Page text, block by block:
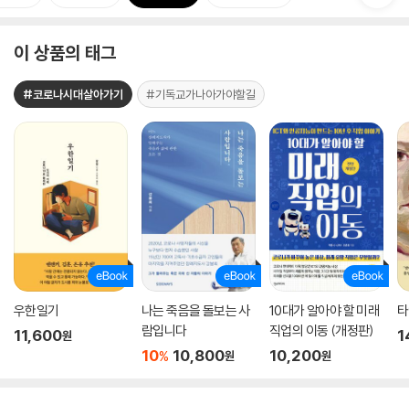
이 상품의 태그
#코로나시대살아가기 #기독교가나아가야할길
우한일기
11,600원
나는 죽음을 돌보는 사
람입니다
10% 10,800원
10대가 알아야 할 미래
직업의 이동 (개정판)
10,200원